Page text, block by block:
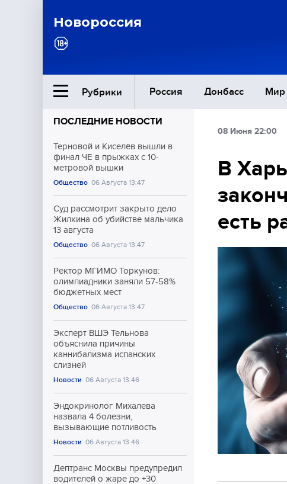
Новороссия
Рубрики Россия Донбасс Мир
Ближний Восток
Общество
Культура
ПОСЛЕДНИЕ НОВОСТИ
Терновой и Киселёв вышли в
финал ЧЕ в прыжках с 10-
метровой вышки
Общество 06 Августа 13:47
Суд рассмотрит закрыто дело
Жилкина об убийстве мальчика
13 августа
Общество 06 Августа 13:47
Ректор МГИМО Торкунов:
олимпиадники заняли 57-58%
бюджетных мест
Общество 06 Августа 13:47
Эксперт ВШЭ Тельнова
объяснила причины
каннибализма испанских
слизней
Новости 06 Августа 13:46
Эндокринолог Михалева
назвала 4 болезни,
вызывающие потливость
Новости 06 Августа 13:46
Дептранс Москвы предупредил
водителей о жаре до +30
08 Июня 22:00
В
есть